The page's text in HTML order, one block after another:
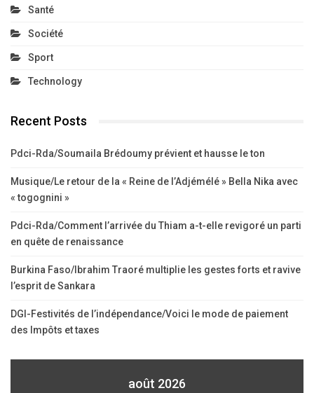
Santé
Société
Sport
Technology
Recent Posts
Pdci-Rda/Soumaila Brédoumy prévient et hausse le ton
Musique/Le retour de la « Reine de l’Adjémélé » Bella Nika avec
« togognini »
Pdci-Rda/Comment l’arrivée du Thiam a-t-elle revigoré un parti
en quête de renaissance
Burkina Faso/Ibrahim Traoré multiplie les gestes forts et ravive
l’esprit de Sankara
DGI-Festivités de l’indépendance/Voici le mode de paiement
des Impôts et taxes
août 2026